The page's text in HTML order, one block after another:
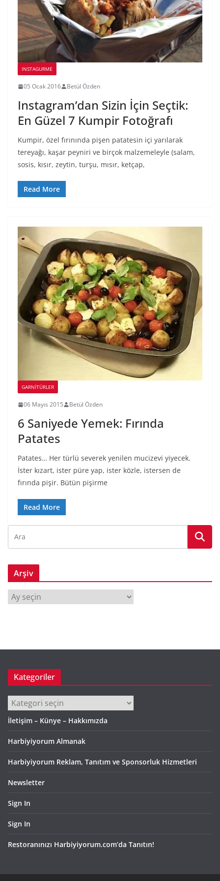
INSTAGURME
05 Ocak 2016 Betül Özden
Instagram’dan Sizin İçin Seçtik:
En Güzel 7 Kumpir Fotoğrafı
Kumpir, özel fırınında pişen patatesin içi yarılarak
tereyağı, kaşar peyniri ve birçok malzemeleyle (salam,
sosis, kısır, zeytin, turşu, mısır, ketçap,
Read More
GARNITÜRLER
06 Mayıs 2015 Betül Özden
6 Saniyede Yemek: Fırında
Patates
Patates… Her türlü severek yenilen mucizevi yiyecek.
İster kızart, ister püre yap, ister közle, istersen de
fırında pişir. Bütün pişirme
Read More
Arşiv
r
Kategoriler
Kategoriler
İletişim – Künye – Hakkımızda
Harbiyiyorum Almanak
Harbiyiyorum Reklam, Tanıtım ve Sponsorluk Hizmetleri
Newsletter
Sign In
Sign In
Restoranınızı Harbiyiyorum.com’da Tanıtın!